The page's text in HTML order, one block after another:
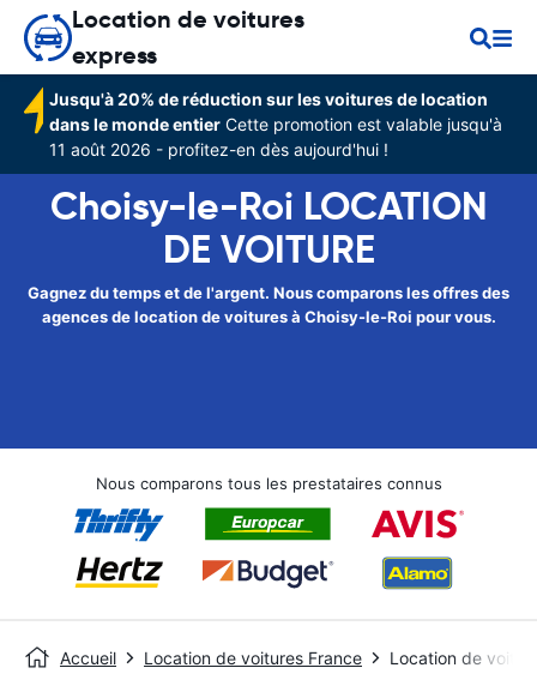
Location de voitures
express
Jusqu'à 20% de réduction sur les voitures de location
dans le monde entier Cette promotion est valable jusqu'à
11 août 2026 - profitez-en dès aujourd'hui !
Choisy-le-Roi LOCATION
DE VOITURE
Gagnez du temps et de l'argent. Nous comparons les offres des
agences de location de voitures à Choisy-le-Roi pour vous.
Nous comparons tous les prestataires connus
Accueil Location de voitures France Location de